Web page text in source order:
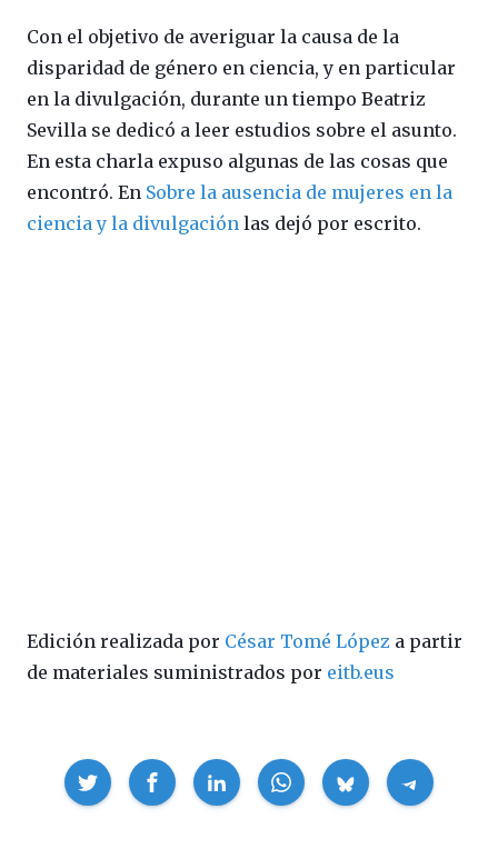
Con el objetivo de averiguar la causa de la
disparidad de género en ciencia, y en particular
en la divulgación, durante un tiempo Beatriz
Sevilla se dedicó a leer estudios sobre el asunto.
En esta charla expuso algunas de las cosas que
encontró. En Sobre la ausencia de mujeres en la
ciencia y la divulgación las dejó por escrito.
Edición realizada por César Tomé López a partir
de materiales suministrados por eitb.eus
Compartir